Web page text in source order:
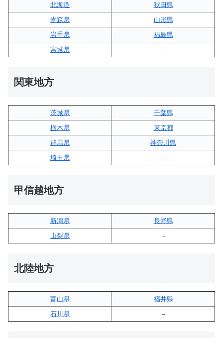
北海道
秋田県
青森県
山形県
岩手県
福島県
宮城県
–
関東地方
茨城県
千葉県
栃木県
東京都
群馬県
神奈川県
埼玉県
–
甲信越地方
新潟県
長野県
山梨県
–
北陸地方
富山県
福井県
石川県
–